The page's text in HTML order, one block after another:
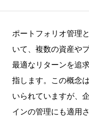
ポートフォリオ管理
いて、複数の資産や
最適なリターンを追
指します。この概念
いられていますが、
インの管理にも適用